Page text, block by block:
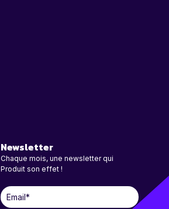
Newsletter
Chaque mois, une newsletter qui
Produit son effet !